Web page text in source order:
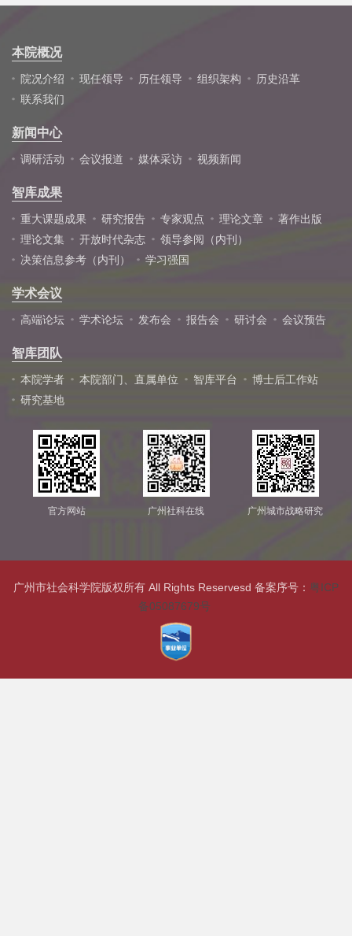
本院概况
院况介绍 现任领导 历任领导 组织架构
历史沿革
联系我们
新闻中心
调研活动 会议报道 媒体采访 视频新闻
智库成果
重大课题成果 研究报告 专家观点 理论文章
著作出版
理论文集
开放时代杂志
领导参阅（内刊）
决策信息参考（内刊）
学习强国
学术会议
高端论坛 学术论坛 发布会 报告会 研讨会 会议预告
智库团队
本院学者 本院部门、直属单位 智库平台
博士后工作站
研究基地
官方网站 广州社科在线 广州城市战略研究
广州市社会科学院版权所有 All Rights Reservesd 备案序号： 粤ICP
备05087679号